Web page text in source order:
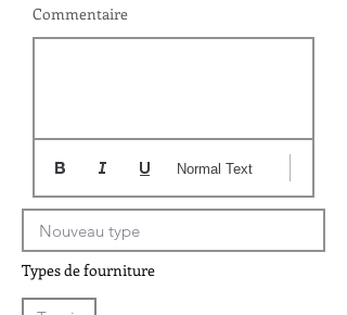
Commentaire
Normal Text
Types de fourniture